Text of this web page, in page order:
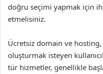
doğru seçimi yapmak için
etmelisiniz.
Ücretsiz domain ve
oluşturmak isteyen
tür hizmetler, genellikle